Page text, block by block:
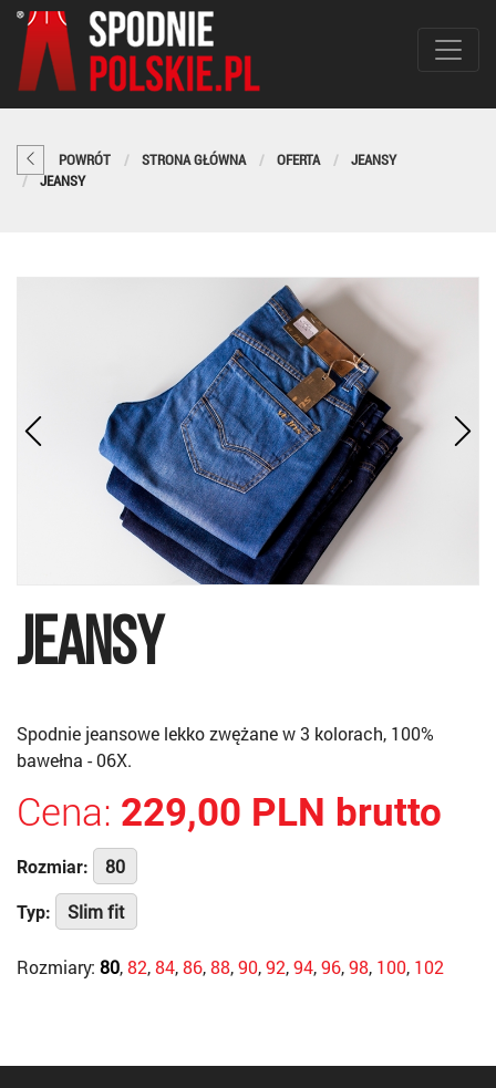
POWRÓT STRONA GŁÓWNA OFERTA
JEANSY
JEANSY
JEANSY
Spodnie jeansowe lekko zwężane w 3 kolorach, 100%
bawełna - 06X.
Cena: 229,00 PLN brutto
Rozmiar: 80
Typ: Slim fit
Rozmiary: 80,82,84,86,88,90,92,94,96,98, 100, 102